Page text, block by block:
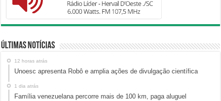
Últimas Notícias
12 horas atrás
Unoesc apresenta Robô e amplia ações de divulgação científica
1 dia atrás
Família venezuelana percorre mais de 100 km, paga aluguel